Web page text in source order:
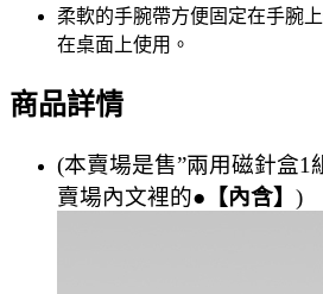
柔軟的手腕帶方便固定在手腕
在桌面上使用。
商品詳情
(本賣場是售”兩用磁針盒1
賣場內文裡的●【內含】 )